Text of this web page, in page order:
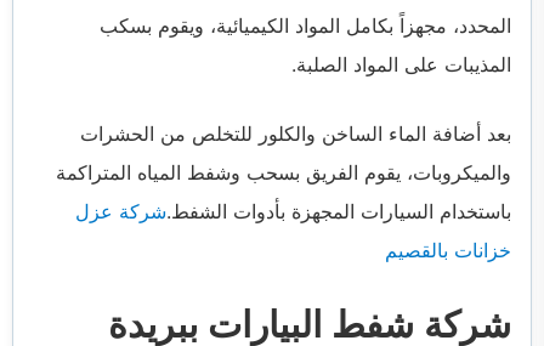
المحدد، مجهزاً بكامل المواد الكيميائية، ويقوم بسكب
المذيبات على المواد الصلبة.
بعد أضافة الماء الساخن والكلور للتخلص من الحشرات
والميكروبات، يقوم الفريق بسحب وشفط المياه المتراكمة
باستخدام السيارات المجهزة بأدوات الشفط.شركة عزل
خزانات بالقصيم
شركة شفط البيارات ببريدة